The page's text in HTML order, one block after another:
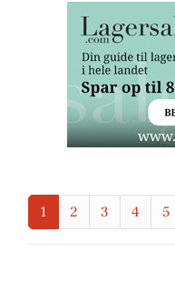
1 2 3 4 5